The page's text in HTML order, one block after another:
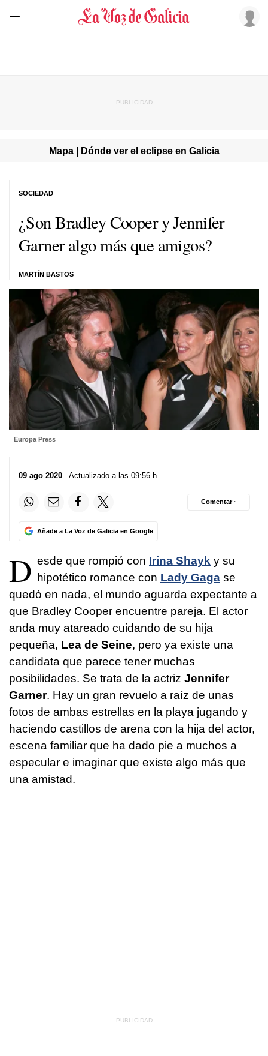
Mapa | Dónde ver el eclipse en Galicia
¿Son Bradley Cooper y Jennifer
Garner algo más que amigos?
MARTÍN BASTOS
SOCIEDAD
Europa Press
09 ago 2020 . Actualizado a las 09:56 h.
Añade a La Voz de Galicia en Google
Comentar ·
D esde que rompió con Irina Shayk y su
hipotético romance con Lady Gaga se
quedó en nada, el mundo aguarda expectante a
que Bradley Cooper encuentre pareja. El actor
anda muy atareado cuidando de su hija
pequeña, Lea de Seine, pero ya existe una
candidata que parece tener muchas
posibilidades. Se trata de la actriz Jennifer
Garner. Hay un gran revuelo a raíz de unas
fotos de ambas estrellas en la playa jugando y
haciendo castillos de arena con la hija del actor,
escena familiar que ha dado pie a muchos a
especular e imaginar que existe algo más que
una amistad.